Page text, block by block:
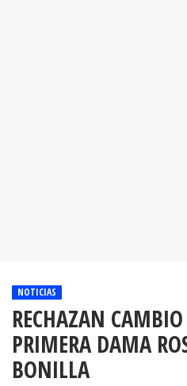
NOTICIAS
RECHAZAN
PRIMERA DAMA
BONILLA